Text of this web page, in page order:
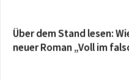
Über dem Stand lesen:
neuer Roman „Voll im